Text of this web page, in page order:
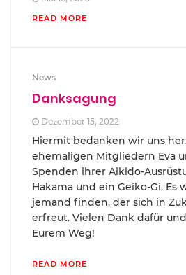
READ MORE
News
Danksagung
Dezember 15, 2022
Hiermit bedanken wir uns
ehemaligen Mitgliedern Eva
Spenden ihrer Aikido-
Hakama und ein Geiko-Gi. Es
jemand finden, der sich in
erfreut. Vielen Dank dafür
Eurem Weg!
READ MORE